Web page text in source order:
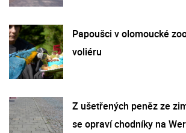
Papoušci v olomoucké
voliéru
Z ušetřených peněz ze
se opraví chodníky na